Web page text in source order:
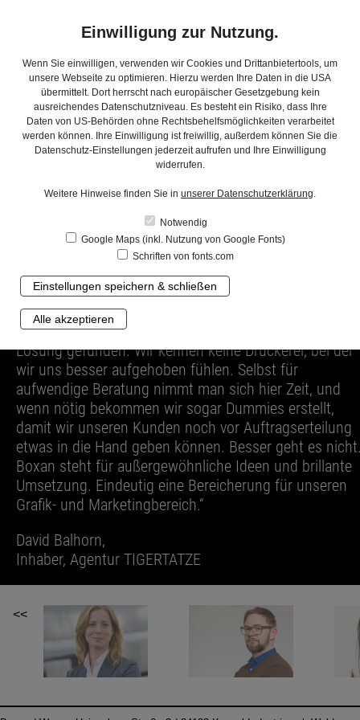
TRADITION ZUSPRUCH SPEKTRUM
5 RICHTIG GUTE GRÜNDE FÜR WERBEAGENTUREN 5 RICHTIG
„Das Besondere bei Boxan ist der große
Erfahrungsfundus. Für jede unserer Ideen wird eine
Lösung gefunden. Wir kennen keine Druckerei, bei der
wir uns besser aufgehoben fühlen. Selbst für
aufwendige Beratung nimmt man sich hier Zeit, und
wenn nötig bekommen wir sogar Dummies erstellt,
damit wir unseren Kunden noch vor Auftragserteilung
etwas in die Hand geben können. Besser geht es
Boxan steht für außergewöhnliche Ideen und brillante
Umsetzung. Eindeutig eine Bereicherung für unseren
Grafik- und Marketingbereich.“
David Balhorn,
Inhaber, Agentur TIGERTATZE
<<
Einwilligung zur Nutzung.
Wenn Sie einwilligen, verwenden wir Cookies und Drittanbietertools, um
unsere Webseite zu optimieren. Hierzu werden Ihre Daten in die USA
übermittelt. Dort herrscht nach europäischer Gesetzgebung kein
ausreichendes Datenschutzniveau. Es besteht ein Risiko, dass Ihre
Daten von US-Behörden ohne Rechtsbehelfsmöglichkeiten verarbeitet
werden können. Ihre Einwilligung ist freiwillig, außerdem können Sie die
Datenschutz-Einstellungen jederzeit aufrufen und Ihre Einwilligung
widerrufen.
Weitere Hinweise finden Sie in unserer Datenschutzerklärung.
Notwendig
Google Maps (inkl. Nutzung von Google Fonts)
Schriften von fonts.com
Einstellungen speichern & schließen
Alle akzeptieren